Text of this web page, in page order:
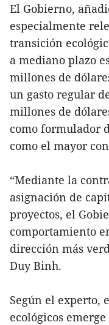
El Gobierno,
especialmente
transición
a mediano plazo
millones de
un gasto regular
millones de
como formulador
como el mayor
“Mediante la
asignación de
proyectos, el
comportamiento
dirección más
Duy Binh.
Según el experto,
ecológicos